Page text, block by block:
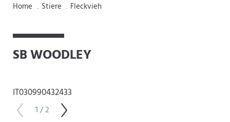
Home . Stiere . Fleckvieh
SB WOODLEY
IT030990432433
1 / 2